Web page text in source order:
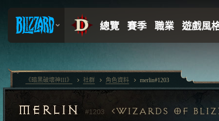
MERLIN #1203 WIZARDS OF
《暗黑破壞神III》 社群 角色資料 merlin#1203